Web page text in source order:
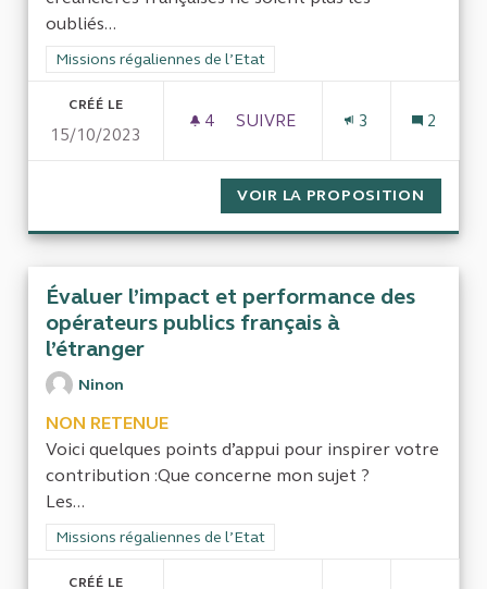
oubliés...
Filtrer les résultats de la catégorie : Missions régaliennes de
Missions régaliennes de l’Etat
CRÉÉ LE
15/10/2023
4 4 ABONNÉS
SUIVRE
3 2
VOIR LA PROPOSITION
Évaluer l’impact et performance des
opérateurs publics français à
l’étranger
Ninon
NON RETENUE
Voici quelques points d’appui pour inspirer votre
contribution :Que concerne mon sujet ?
Les...
Filtrer les résultats de la catégorie : Missions régaliennes de
Missions régaliennes de l’Etat
CRÉÉ LE